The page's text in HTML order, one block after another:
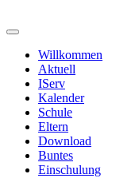
Willkommen
Aktuell
IServ
Kalender
Schule
Eltern
Download
Buntes
Einschulung